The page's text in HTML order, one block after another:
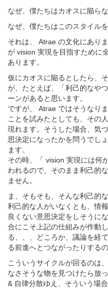
なぜ、僕たちはカオスに陥ら
なぜ、僕たちはこのスタイル
それは、 Atrae の文化にあり
が vision 実現を目指すために
あります。
仮にカオスに陥るとしたら、
が、たとえば、「利己的なや
ーンがあると思います。
ですが、 Atrae ではそうなり
ことを試みたとしても、その
現れます。そうした場合、気
思決定になったかを問うでし
ます。
その時、「 vision 実現には何
われるので、そのまま利己的
ません。
ま、そもそも、そんな利己的
利己的な人がいなくとも、情
良くない意思決定をしそうに
合にこそ上記の仕組みが作動
る、、、どころか、議論を経
る前進へとつながったりするの
こういうサイクルが回るのは
なさそうな物を見つけたら放
& 自律分散ゆえ、そういう場